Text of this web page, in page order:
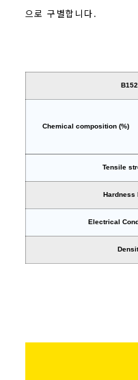
으로 구별합니다.
Chemical composition (%)
Tensile
Hardness
Electrical